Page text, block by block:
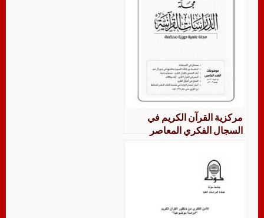
مركزية القرآن الكريم في
السجال الفكري المعاصر